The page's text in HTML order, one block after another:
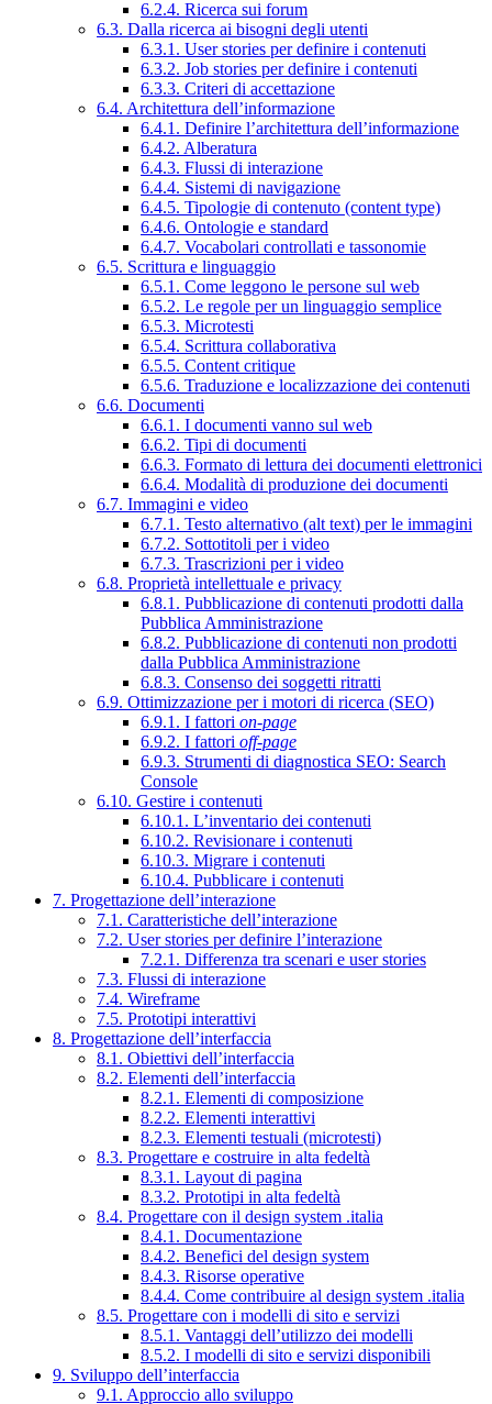
6.2.4. Ricerca sui forum
6.3. Dalla ricerca ai bisogni degli utenti
6.3.1. User stories per definire i contenuti
6.3.2. Job stories per definire i contenuti
6.3.3. Criteri di accettazione
6.4. Architettura dell’informazione
6.4.1. Definire l’architettura dell’informazione
6.4.2. Alberatura
6.4.3. Flussi di interazione
6.4.4. Sistemi di navigazione
6.4.5. Tipologie di contenuto (content type)
6.4.6. Ontologie e standard
6.4.7. Vocabolari controllati e tassonomie
6.5. Scrittura e linguaggio
6.5.1. Come leggono le persone sul web
6.5.2. Le regole per un linguaggio semplice
6.5.3. Microtesti
6.5.4. Scrittura collaborativa
6.5.5. Content critique
6.5.6. Traduzione e localizzazione dei contenuti
6.6. Documenti
6.6.1. I documenti vanno sul web
6.6.2. Tipi di documenti
6.6.3. Formato di lettura dei documenti elettronici
6.6.4. Modalità di produzione dei documenti
6.7. Immagini e video
6.7.1. Testo alternativo (alt text) per le immagini
6.7.2. Sottotitoli per i video
6.7.3. Trascrizioni per i video
6.8. Proprietà intellettuale e privacy
6.8.1. Pubblicazione di contenuti prodotti dalla
Pubblica Amministrazione
6.8.2. Pubblicazione di contenuti non prodotti
dalla Pubblica Amministrazione
6.8.3. Consenso dei soggetti ritratti
6.9. Ottimizzazione per i motori di ricerca (SEO)
6.9.1. I fattori on-page
6.9.2. I fattori off-page
6.9.3. Strumenti di diagnostica SEO: Search
Console
6.10. Gestire i contenuti
6.10.1. L’inventario dei contenuti
6.10.2. Revisionare i contenuti
6.10.3. Migrare i contenuti
6.10.4. Pubblicare i contenuti
7. Progettazione dell’interazione
7.1. Caratteristiche dell’interazione
7.2. User stories per definire l’interazione
7.2.1. Differenza tra scenari e user stories
7.3. Flussi di interazione
7.4. Wireframe
7.5. Prototipi interattivi
8. Progettazione dell’interfaccia
8.1. Obiettivi dell’interfaccia
8.2. Elementi dell’interfaccia
8.2.1. Elementi di composizione
8.2.2. Elementi interattivi
8.2.3. Elementi testuali (microtesti)
8.3. Progettare e costruire in alta fedeltà
8.3.1. Layout di pagina
8.3.2. Prototipi in alta fedeltà
8.4. Progettare con il design system .italia
8.4.1. Documentazione
8.4.2. Benefici del design system
8.4.3. Risorse operative
8.4.4. Come contribuire al design system .italia
8.5. Progettare con i modelli di sito e servizi
8.5.1. Vantaggi dell’utilizzo dei modelli
8.5.2. I modelli di sito e servizi disponibili
9. Sviluppo dell’interfaccia
9.1. Approccio allo sviluppo